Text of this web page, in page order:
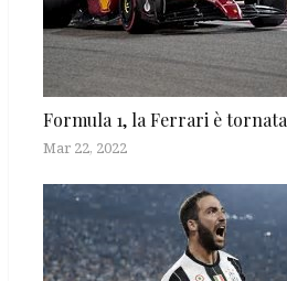
Formula 1, la Ferrari è tornata
Mar 22, 2022